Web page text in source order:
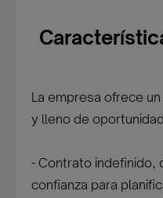
La empresa ofrece
y lleno de
- Contrato indefinido,
confianza para